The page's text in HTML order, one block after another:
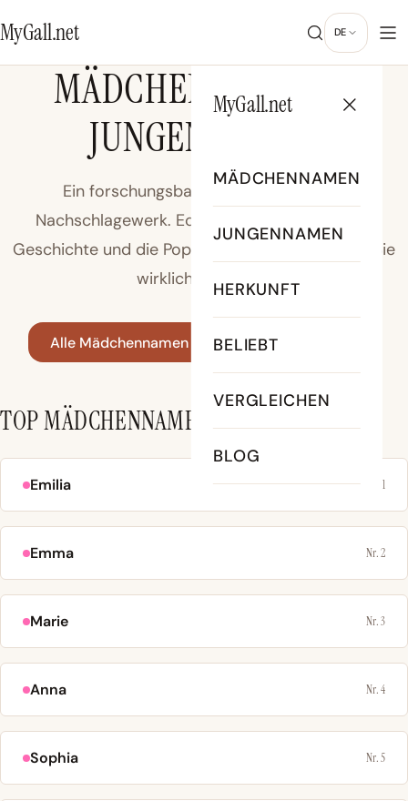
MyGall.net DE
MyGall.net
MÄDCHENNAMEN
JUNGENNAMEN
HERKUNFT
BELIEBT
VERGLEICHEN
BLOG
MÄDCHENNAMEN &
JUNGENNAMEN
Ein forschungsbasiertes Babynamen-
Nachschlagewerk. Echte Bedeutungen, echte
Geschichte und die Popularitätsdiagramme, die Sie
wirklich brauchen.
Alle Mädchennamen Alle Jungennamen
TOP MÄDCHENNAMEN
Emilia Nr. 1
Emma Nr. 2
Marie Nr. 3
Anna Nr. 4
Sophia Nr. 5